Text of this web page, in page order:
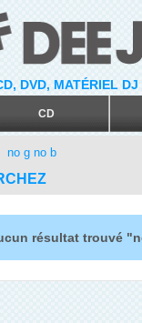
DVD, MATÉRIEL
CD
no g no b
résultat trouvé